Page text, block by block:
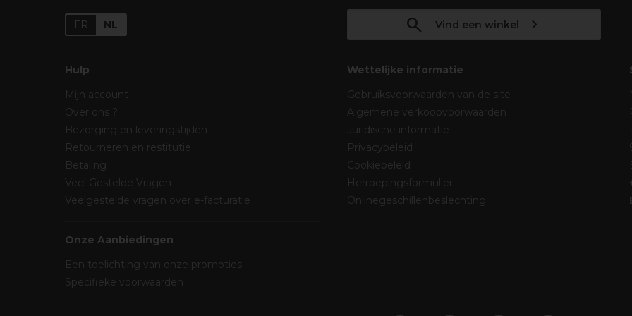
FR NL Vind een winkel
Hulp
Mijn account
Over ons ?
Bezorging en leveringstijden
Retourneren en restitutie
Betaling
Veel Gestelde Vragen
Veelgestelde vragen over e-facturatie
Onze Aanbiedingen
Een toelichting van onze promoties
Specifieke voorwaarden
Wettelijke informatie
Gebruiksvoorwaarden van de site
Algemene verkoopvoorwaarden
Juridische informatie
Privacybeleid
Cookiebeleid
Herroepingsformulier
Onlinegeschillenbeslechting